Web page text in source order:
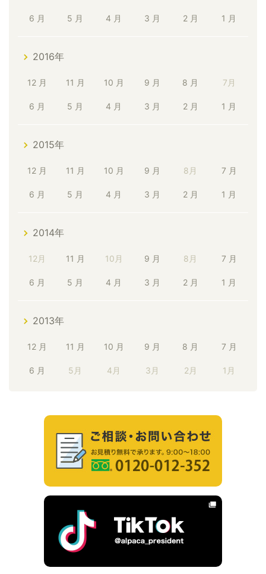
6 月 5 月 4 月 3 月 2 月 1 月
2016年
12 月 11 月 10 月 9 月 8 月 7月
6 月 5 月 4 月 3 月 2 月 1 月
2015年
12 月 11 月 10 月 9 月 8月 7 月
6 月 5 月 4 月 3 月 2 月 1 月
2014年
12月 11 月 10月 9 月 8月 7 月
6 月 5 月 4 月 3 月 2 月 1 月
2013年
12 月 11 月 10 月 9 月 8 月 7 月
6 月 5月 4月 3月 2月 1月